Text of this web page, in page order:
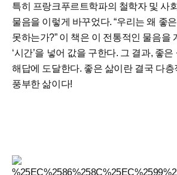
특히 프랑크푸르트학파의 철학자 및 사
물음을 이렇게 바꾸었다. “우리는 왜 좋
못하는가?” 이 책은 이 전통적인 물음을
‘시간’을 넣어 값을 구한다. 그 결과, 좋
해답에 도달한다. 좋은 삶이란 결국 다층
풍부한 삶이다!